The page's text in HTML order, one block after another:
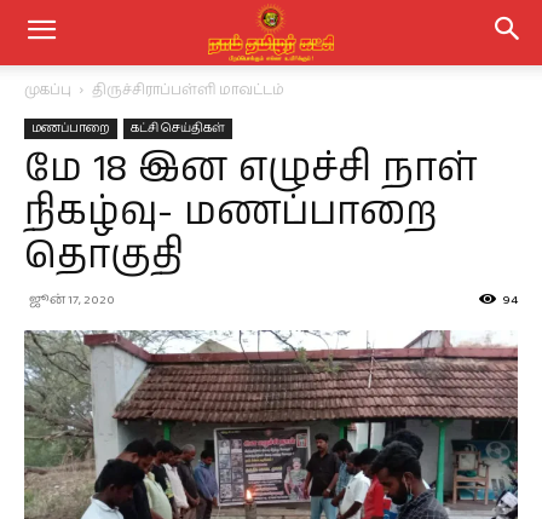
முகப்பு திருச்சிராப்பள்ளி மாவட்டம்
மணப்பாறை கட்சி செய்திகள்
மே 18 இன எழுச்சி நாள்
நிகழ்வு- மணப்பாறை
தொகுதி
ஜூன் 17, 2020 94